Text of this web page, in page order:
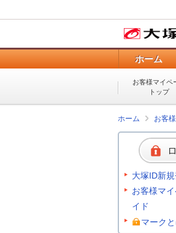
ホーム
お客様マイペ
トップ
ホーム お客
大塚ID新規
お客様マ
イド
マーク